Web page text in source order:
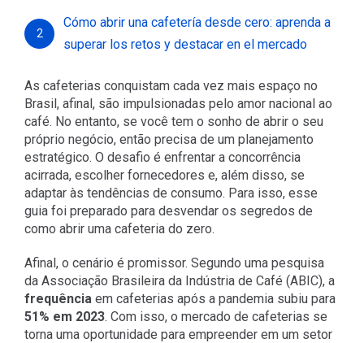
As cafeterias conquistam cada vez mais espaço no
Brasil, afinal, são impulsionadas pelo amor nacional ao
café. No entanto, se você tem o sonho de abrir o seu
próprio negócio, então precisa de um planejamento
estratégico. O desafio é enfrentar a concorrência
acirrada, escolher fornecedores e, além disso, se
adaptar às tendências de consumo. Para isso, esse
guia foi preparado para desvendar os segredos de
como abrir uma cafeteria do zero.
Afinal, o cenário é promissor. Segundo uma pesquisa
da Associação Brasileira da Indústria de Café (ABIC), a
frequência em cafeterias após a pandemia subiu para
51% em 2023. Com isso, o mercado de cafeterias se
torna uma oportunidade para empreender em um setor
2
Cómo abrir una cafetería desde cero: aprenda a
superar los retos y destacar en el mercado